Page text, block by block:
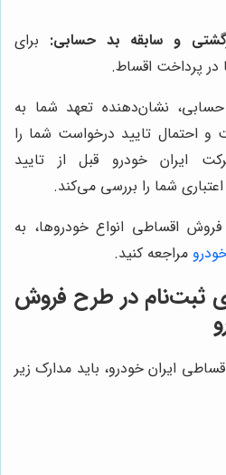
و سابقه بد حسابی: برای
در پرداخت اقساط.
نشان‌دهنده تعهد شما به
احتمال تایید درخواست شما را
ایران خودرو قبل از تایید
شما را بررسی می‌کند.
اقساطی انواع خودروها، به
مراجعه کنید.
ثبت‌نام در طرح فروش
ایران خودرو، باید مدارک زیر